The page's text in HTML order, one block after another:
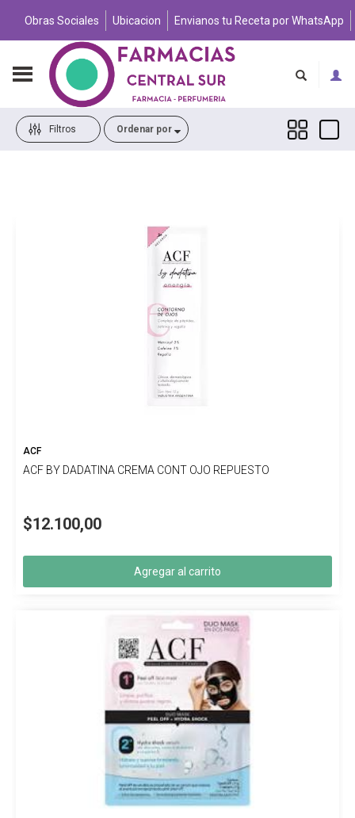
Obras Sociales Ubicacion Envianos tu Receta por WhatsApp
Filtros
ACF
ACF BY DADATINA CREMA CONT OJO REPUESTO
$12.100,00
Agregar al carrito